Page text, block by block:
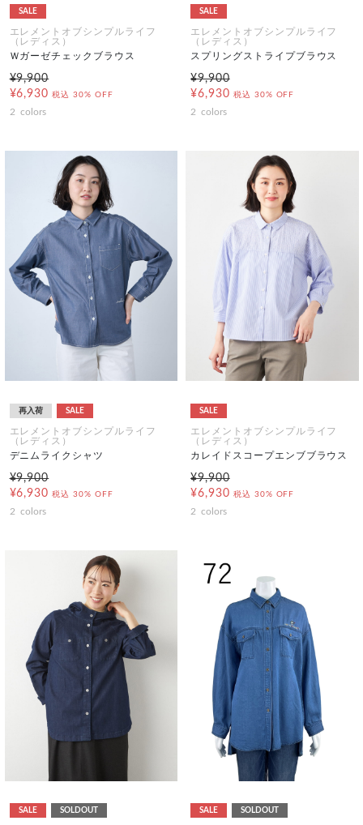
SALE
エレメントオブシンプルライフ
（レディス）
Ｗガーゼチェックブラウス
¥9,900
¥6,930 税込 30% OFF
2 colors
SALE
エレメントオブシンプルライフ
（レディス）
スプリングストライプブラウス
¥9,900
¥6,930 税込 30% OFF
2 colors
再入荷 SALE
エレメントオブシンプルライフ
（レディス）
デニムライクシャツ
¥9,900
¥6,930 税込 30% OFF
2 colors
SALE
エレメントオブシンプルライフ
（レディス）
カレイドスコープエンブブラウス
¥9,900
¥6,930 税込 30% OFF
2 colors
SALE SOLDOUT SALE SOLDOUT